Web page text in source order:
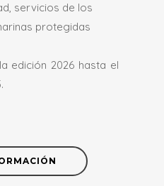
servicios de los
protegidas
edición 2026 hasta el